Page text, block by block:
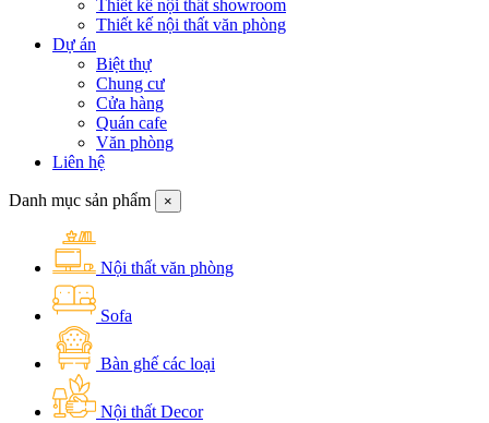
Thiết kế nội thất showroom
Thiết kế nội thất văn phòng
Dự án
Biệt thự
Chung cư
Cửa hàng
Quán cafe
Văn phòng
Liên hệ
Danh mục sản phẩm ×
Nội thất văn phòng
Sofa
Bàn ghế các loại
Nội thất Decor